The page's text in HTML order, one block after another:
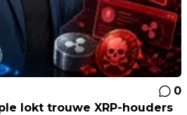
0
lokt trouwe XRP-houders